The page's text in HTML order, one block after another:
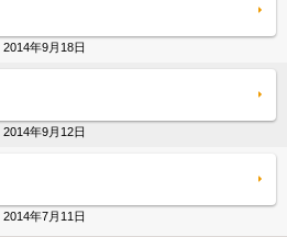
2014年9月18日
2014年9月12日
2014年7月11日